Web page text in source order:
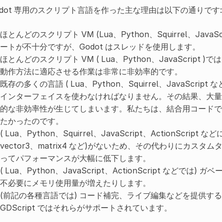
専用のスクリプト言語を作った主な理由は以下の通りです:
ほとんどのスクリプト VM (Lua、Python、Squirrel、
ートが不十分ですが、Godot はスレッドを使用します。
ほとんどのスクリプト VM ( Lua、Python、JavaScript )で
動作方法に適応させる作業は非常に非効率的です。
既存の多くの言語 ( Lua、Python、Squirrel、JavaScript な
インターフェイスを使わなければなりません。その結果、大
的な非効率性が生じてしまいます。私たちは、結合用コード
たかったのです。
( Lua、Python、Squirrel、JavaScript、ActionScript など
vector3、matrix4 など)がないため、その代わりにカスタム
ってパフォーマンスが大幅に低下します。
( Lua、Python、JavaScript、ActionScript などでは) ガベ
不必要にメモリ使用量が増えたりします。
(前記の各種言語では) コード補完、ライブ編集などを提供す
GDScript ではそれらがサポートされています。